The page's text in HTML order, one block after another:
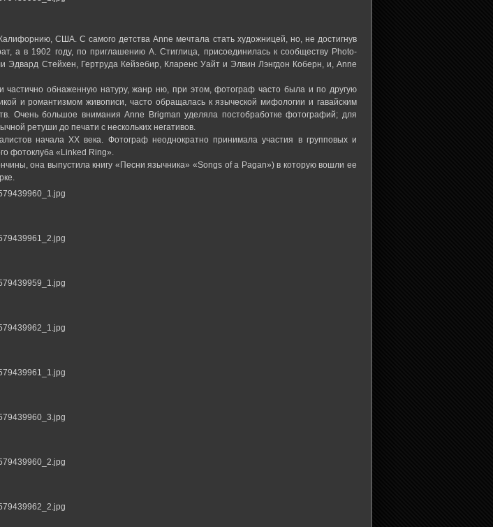
США. С самого детства Anne мечтала стать художницей, но, не достигнув
а в 1902 году, по приглашению А. Стиглица, присоединилась к сообществу Photo-
Эдвард Стейхен, Гертруда Кейзебир, Кларенс Уайт и Элвин Лэнгдон Коберн, и, Anne
обнаженную натуру, жанр ню, при этом, фотограф часто была и по другую
и романтизмом живописи, часто обращалась к языческой мифологии и гавайским
Очень большое внимания Anne Brigman уделяла постобработке фотографий; для
ретуши до печати с нескольких негативов.
начала XX века. Фотограф неоднократно принимала участия в групповых и
фотоклуба «Linked Ring».
она выпустила книгу «Песни язычника» «Songs of a Pagan») в которую вошли ее